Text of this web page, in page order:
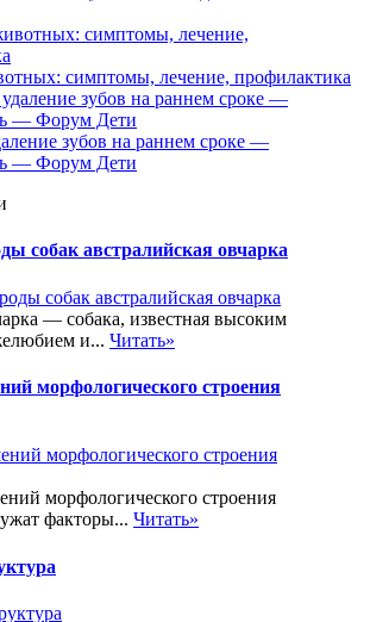
симптомы, лечение, профилактика
зубов на раннем сроке —
— Форум Дети
собак австралийская овчарка
— собака, известная высоким
и... Читать»
морфологического строения
морфологического строения
факторы... Читать»